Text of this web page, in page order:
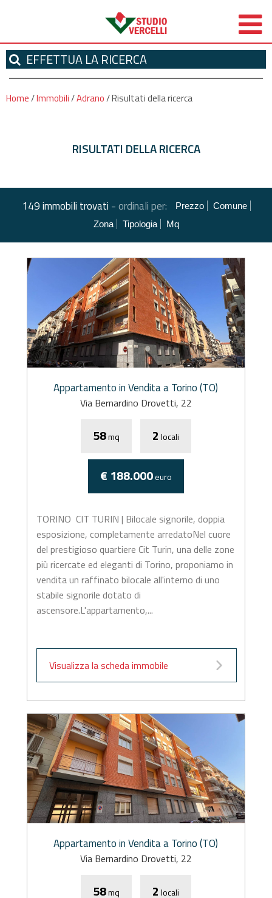
EFFETTUALA RICERCA
Home/Immobili/Adrano/Risultati della ricerca
RISULTATI DELLA RICERCA
149 immobili trovati -ordinali per: Prezzo
Comune
Zona
Tipologia Mq
Appartamento in Vendita a Torino (TO)
Via Bernardino Drovetti, 22
58mq 2 locali
€ 188.000euro
TORINO  CIT TURIN | Bilocale signorile, doppia
esposizione, completamente arredatoNel cuore
del prestigioso quartiere Cit Turin, una delle zone
più ricercate ed eleganti di Torino, proponiamo in
vendita un raffinato bilocale all'interno di uno
stabile signorile dotato di
ascensore.L'appartamento,...
Visualizza la scheda immobile
Appartamento in Vendita a Torino (TO)
Via Bernardino Drovetti, 22
58mq 2 locali